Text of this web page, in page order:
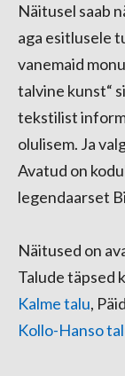
Näitusel saab
aga esitlusele
vanemaid
talvine kunst“
tekstilist
olulisem. Ja
Avatud on
legendaarset
Näitused on
Talude täpsed
Kalme talu,
Kollo-Hanso